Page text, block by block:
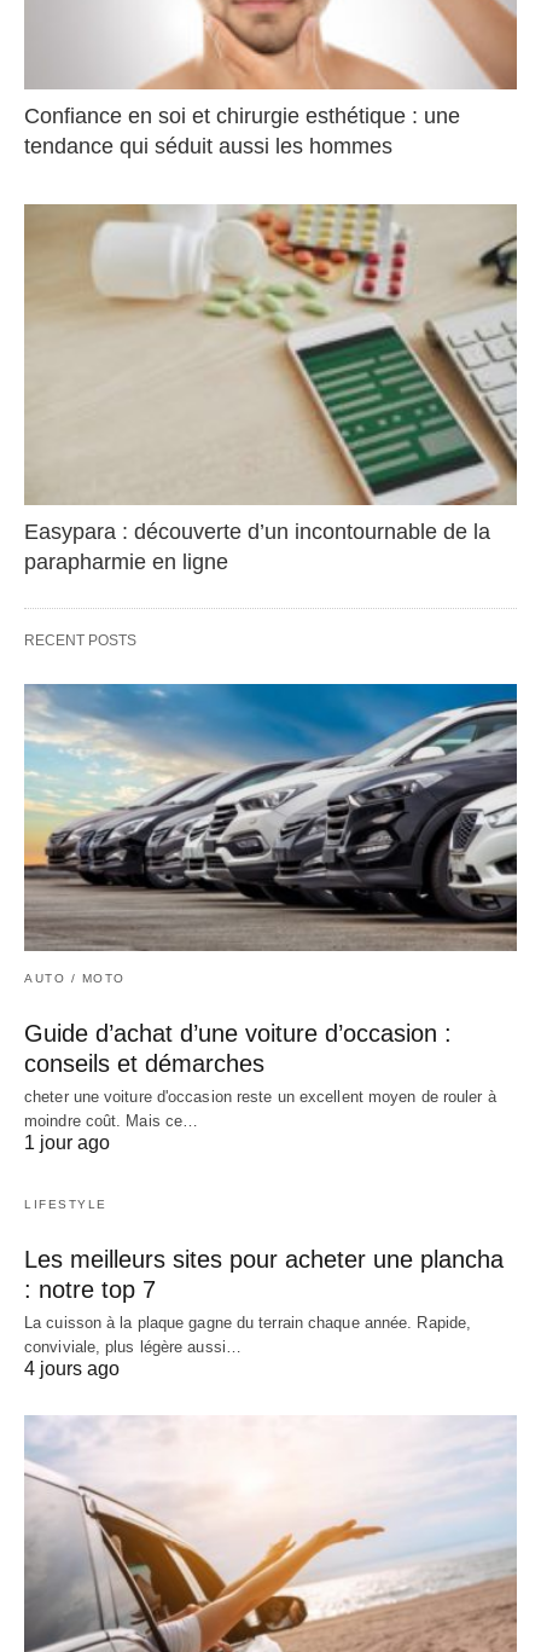
Confiance en soi et chirurgie esthétique : une
tendance qui séduit aussi les hommes
Easypara : découverte d’un incontournable de la
parapharmie en ligne
RECENT POSTS
AUTO / MOTO
Guide d’achat d’une voiture d’occasion :
conseils et démarches
cheter une voiture d'occasion reste un excellent moyen de rouler à
moindre coût. Mais ce…
1 jour ago
LIFESTYLE
Les meilleurs sites pour acheter une plancha
: notre top 7
La cuisson à la plaque gagne du terrain chaque année. Rapide,
conviviale, plus légère aussi…
4 jours ago